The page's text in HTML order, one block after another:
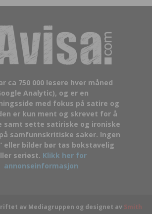
ca 750 000 lesere hver måned
Analytic), og er en
med fokus på satire og
er kun ment og skrevet for å
samt sette satiriske og ironiske
samfunnskritiske saker. Ingen
eller bilder bør tas bokstavelig
seriøst. Klikk her for
annonseinformasjon
av Mediagruppen og designet av Smith